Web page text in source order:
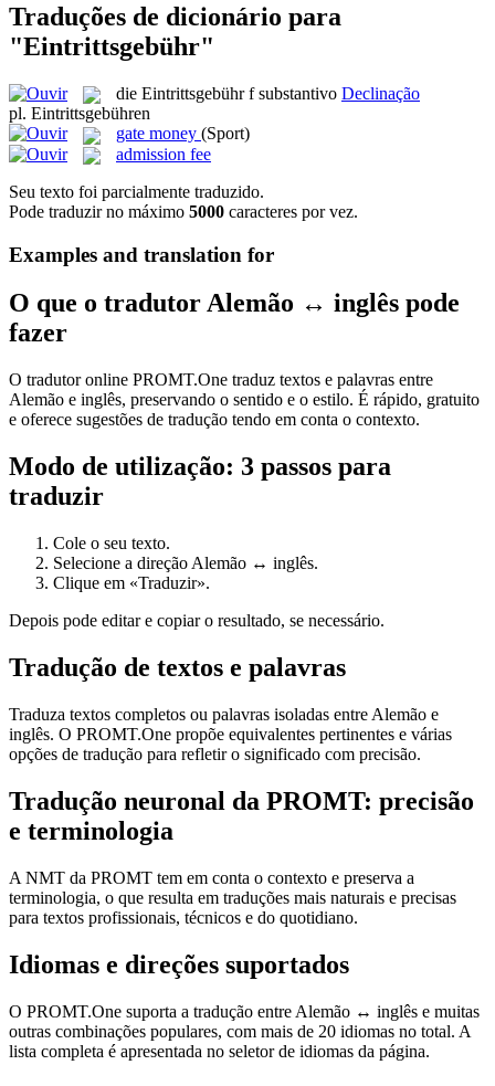
Traduções de dicionário para
"Eintrittsgebühr"
die Eintrittsgebühr f substantivo Declinação
pl. Eintrittsgebühren
gate money (Sport)
admission fee
Seu texto foi parcialmente traduzido.
Pode traduzir no máximo 5000 caracteres por vez.
Examples and translation for
O que o tradutor Alemão ↔ inglês pode
fazer
O tradutor online PROMT.One traduz textos e palavras entre
Alemão e inglês, preservando o sentido e o estilo. É rápido, gratuito
e oferece sugestões de tradução tendo em conta o contexto.
Modo de utilização: 3 passos para
traduzir
Cole o seu texto.
Selecione a direção Alemão ↔ inglês.
Clique em «Traduzir».
Depois pode editar e copiar o resultado, se necessário.
Tradução de textos e palavras
Traduza textos completos ou palavras isoladas entre Alemão e
inglês. O PROMT.One propõe equivalentes pertinentes e várias
opções de tradução para refletir o significado com precisão.
Tradução neuronal da PROMT: precisão
e terminologia
A NMT da PROMT tem em conta o contexto e preserva a
terminologia, o que resulta em traduções mais naturais e precisas
para textos profissionais, técnicos e do quotidiano.
Idiomas e direções suportados
O PROMT.One suporta a tradução entre Alemão ↔ inglês e muitas
outras combinações populares, com mais de 20 idiomas no total. A
lista completa é apresentada no seletor de idiomas da página.